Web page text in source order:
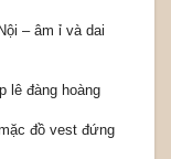
– âm ỉ và dai
lê đàng hoàng
đồ vest đứng